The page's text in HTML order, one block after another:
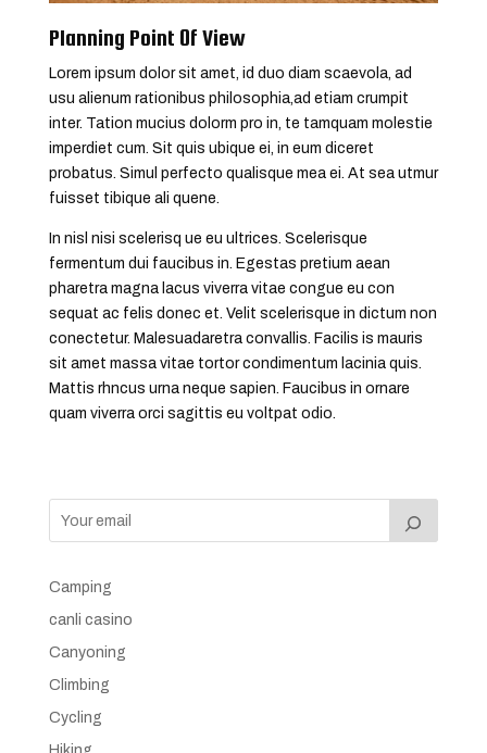
Planning Point Of View
Lorem ipsum dolor sit amet, id duo diam scaevola, ad
usu alienum rationibus philosophia,ad etiam crumpit
inter. Tation mucius dolorm pro in, te tamquam molestie
imperdiet cum. Sit quis ubique ei, in eum diceret
probatus. Simul perfecto qualisque mea ei. At sea utmur
fuisset tibique ali quene.
In nisl nisi scelerisq ue eu ultrices. Scelerisque
fermentum dui faucibus in. Egestas pretium aean
pharetra magna lacus viverra vitae congue eu con
sequat ac felis donec et. Velit scelerisque in dictum non
conectetur. Malesuadaretra convallis. Facilis is mauris
sit amet massa vitae tortor condimentum lacinia quis.
Mattis rhncus urna neque sapien. Faucibus in ornare
quam viverra orci sagittis eu voltpat odio.
Camping
canli casino
Canyoning
Climbing
Cycling